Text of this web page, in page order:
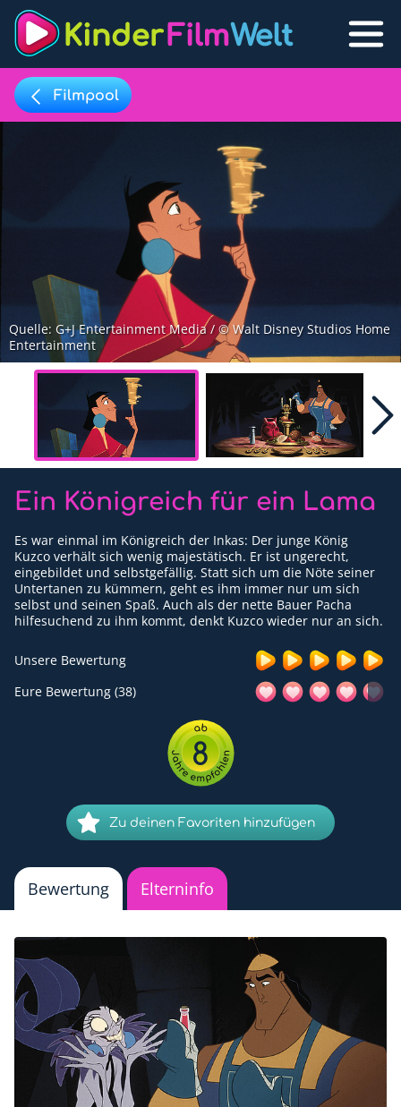
Filmlexikon
Lernfilme
Lexikon
Favoriten
Für Erwachsene
Redaktion
Downloads
Partner
Presse
Kontakt
Impressum
Datenschutzerklärung
Filmpool
Quelle: G+J Entertainment Media / © Walt Disney Studios Home
Entertainment
Ein Königreich für ein Lama
Es war einmal im Königreich der Inkas: Der junge König
Kuzco verhält sich wenig majestätisch. Er ist ungerecht,
eingebildet und selbstgefällig. Statt sich um die Nöte seiner
Untertanen zu kümmern, geht es ihm immer nur um sich
selbst und seinen Spaß. Auch als der nette Bauer Pacha
hilfesuchend zu ihm kommt, denkt Kuzco wieder nur an sich.
Unsere Bewertung
Eure Bewertung (38)
8
Zu deinen Favoriten hinzufügen
Bewertung Elterninfo